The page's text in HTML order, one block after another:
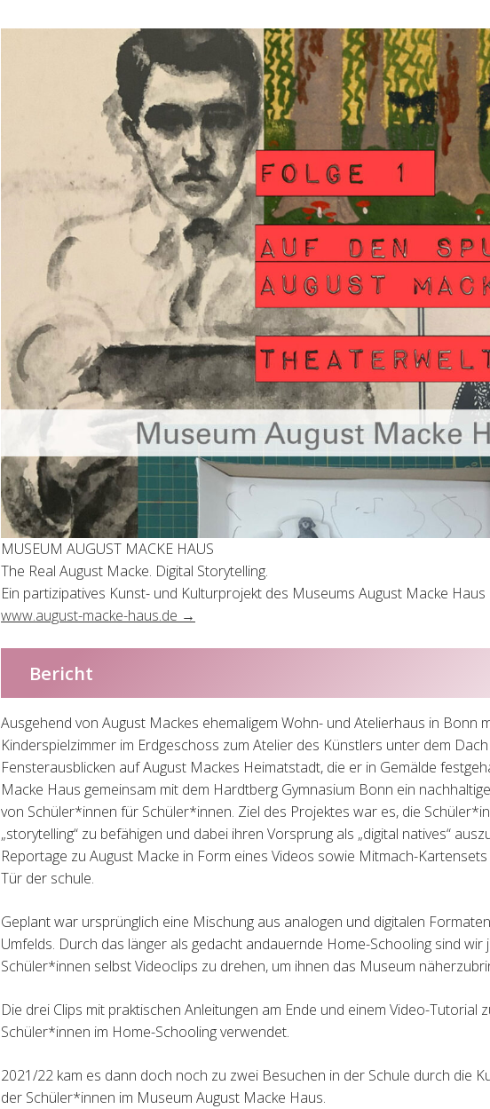
MUSEUM AUGUST MACKE HAUS
The Real August Macke. Digital Storytelling.
Ein partizipatives Kunst- und Kulturprojekt des Museums August Macke
www.august-macke-haus.de →
Bericht
Ausgehend von August Mackes ehemaligem Wohn- und Atelierhaus in Bonn
Kinderspielzimmer im Erdgeschoss zum Atelier des Künstlers unter dem
Fensterausblicken auf August Mackes Heimatstadt, die er in Gemälde
Macke Haus gemeinsam mit dem Hardtberg Gymnasium Bonn ein
von Schüler*innen für Schüler*innen. Ziel des Projektes war es, die
„storytelling“ zu befähigen und dabei ihren Vorsprung als „digital natives“
Reportage zu August Macke in Form eines Videos sowie Mitmach-
Tür der schule.
Geplant war ursprünglich eine Mischung aus analogen und digitalen
Umfelds. Durch das länger als gedacht andauernde Home-Schooling sind
Schüler*innen selbst Videoclips zu drehen, um ihnen das Museum
Die drei Clips mit praktischen Anleitungen am Ende und einem Video-
Schüler*innen im Home-Schooling verwendet.
2021/22 kam es dann doch noch zu zwei Besuchen in der Schule durch die
der Schüler*innen im Museum August Macke Haus.